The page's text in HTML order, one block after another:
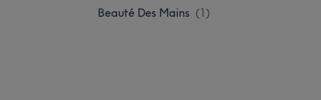
Beauté Des Mains (1)